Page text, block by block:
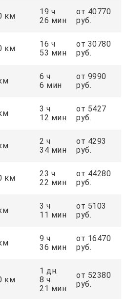
км
19 ч
26 мин
от 40770
руб.
км
16 ч
53 мин
от 30780
руб.
6 ч
6 мин
от 9990
руб.
3 ч
12 мин
от 5427
руб.
2 ч
34 мин
от 4293
руб.
км
23 ч
22 мин
от 44280
руб.
3 ч
11 мин
от 5103
руб.
9 ч
36 мин
от 16470
руб.
км
1 дн.
8 ч
21 мин
от 52380
руб.